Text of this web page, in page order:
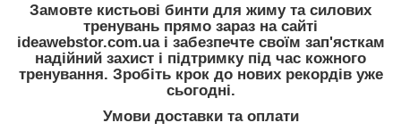
Замовте кистьові бинти для жиму та силових
тренувань прямо зараз на сайті
ideawebstor.com.ua і забезпечте своїм зап'ясткам
надійний захист і підтримку під час кожного
тренування. Зробіть крок до нових рекордів уже
сьогодні.
Умови доставки та оплати